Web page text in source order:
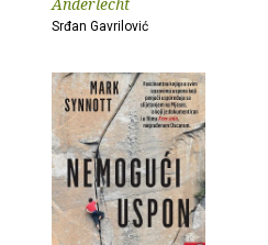
Srđan Gavrilović